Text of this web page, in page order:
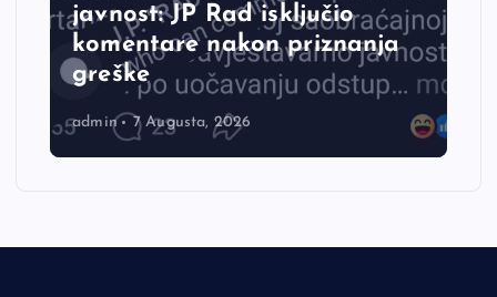
javnost: JP Rad isključio
komentare nakon priznanja
greške
admin 7 Augusta, 2026